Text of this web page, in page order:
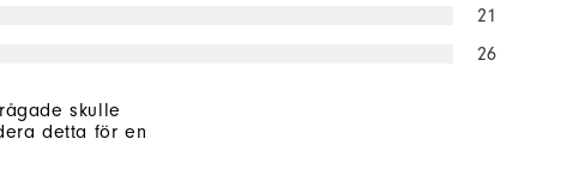
21
26
skulle
detta för en